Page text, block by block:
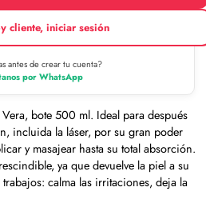
cliente, iniciar sesión
antes de crear tu cuenta?
por WhatsApp
bote 500 ml. Ideal para después
incluida la láser, por su gran poder
y masajear hasta su total absorción.
ya que devuelve la piel a su
calma las irritaciones, deja la